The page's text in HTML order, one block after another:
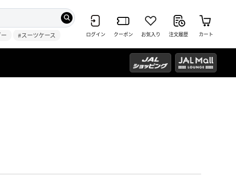
#スーツケース ログイン クーポン お気入り 注文履歴 カート